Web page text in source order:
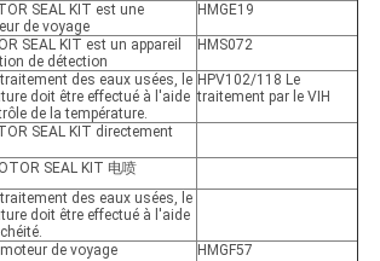
SEAL KIT est une
de voyage
HMGE19
SEAL KIT est un appareil
de détection
HMS072
des eaux usées, le
doit être effectué à l'aide
de la température.
HPV102/118 Le
traitement par le VIH
SEAL KIT directement
SEAL KIT 电喷
des eaux usées, le
doit être effectué à l'aide
de voyage
HMGF57